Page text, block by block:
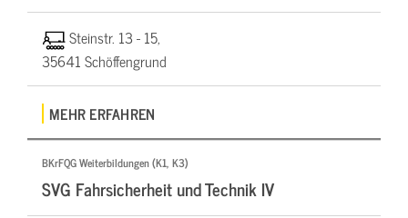
Steinstr. 13 - 15,
35641 Schöffengrund
MEHR ERFAHREN
BKrFQG Weiterbildungen (K1, K3)
SVG Fahrsicherheit und Technik IV